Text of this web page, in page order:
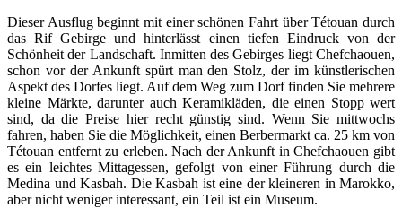
Dieser Ausflug beginnt mit einer schönen Fahrt über Tétouan durch
das Rif Gebirge und hinterlässt einen tiefen Eindruck von der
Schönheit der Landschaft. Inmitten des Gebirges liegt Chefchaouen,
schon vor der Ankunft spürt man den Stolz, der im künstlerischen
Aspekt des Dorfes liegt. Auf dem Weg zum Dorf finden Sie mehrere
kleine Märkte, darunter auch Keramikläden, die einen Stopp wert
sind, da die Preise hier recht günstig sind. Wenn Sie mittwochs
fahren, haben Sie die Möglichkeit, einen Berbermarkt ca. 25 km von
Tétouan entfernt zu erleben. Nach der Ankunft in Chefchaouen gibt
es ein leichtes Mittagessen, gefolgt von einer Führung durch die
Medina und Kasbah. Die Kasbah ist eine der kleineren in Marokko,
aber nicht weniger interessant, ein Teil ist ein Museum.